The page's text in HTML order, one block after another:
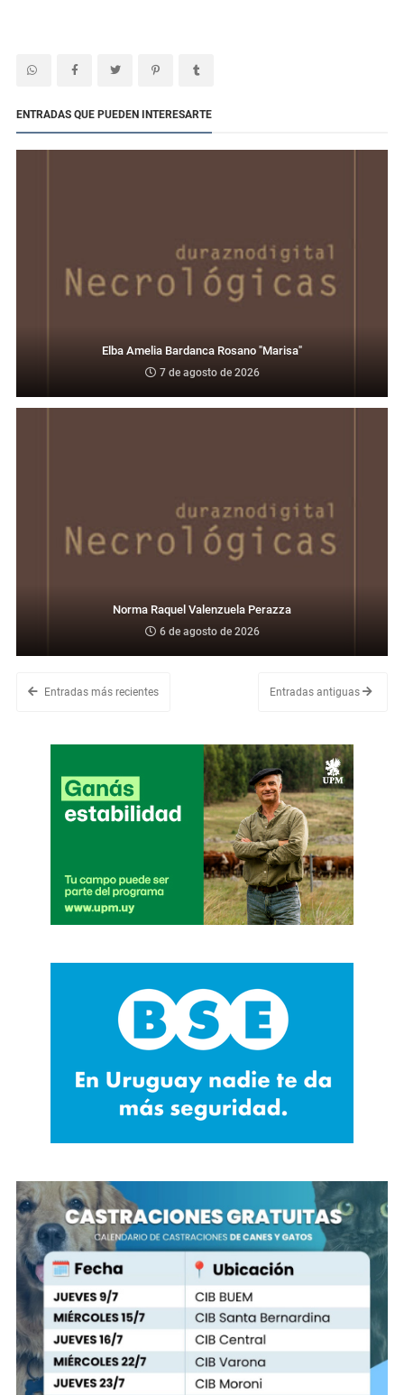
ENTRADAS QUE PUEDEN INTERESARTE
Elba Amelia Bardanca Rosano "Marisa"
7 de agosto de 2026
Norma Raquel Valenzuela Perazza
6 de agosto de 2026
Entradas más recientes Entradas antiguas